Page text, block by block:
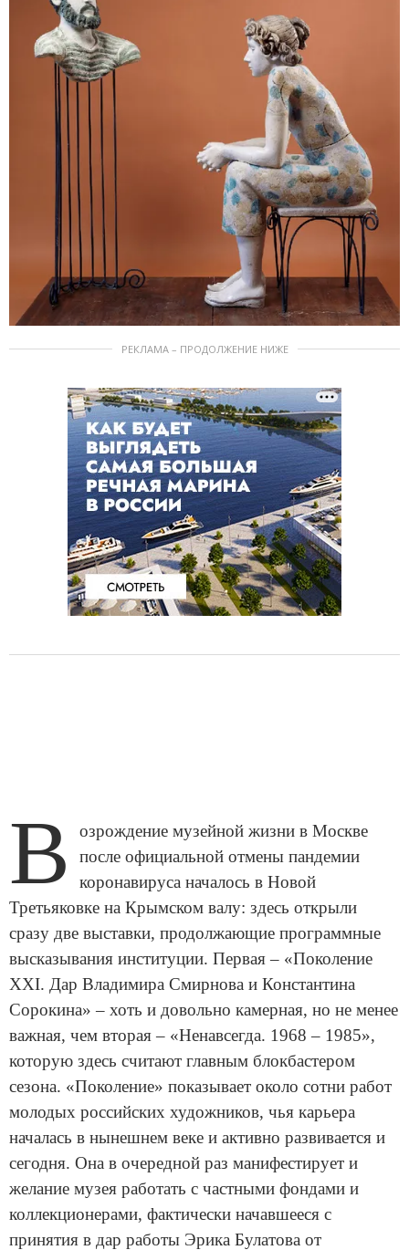
РЕКЛАМА – ПРОДОЛЖЕНИЕ НИЖЕ
В
озрождение музейной жизни в Москве
после официальной отмены пандемии
коронавируса началось в Новой
Третьяковке на Крымском валу: здесь открыли
сразу две выставки, продолжающие программные
высказывания институции. Первая – «Поколение
XXI. Дар Владимира Смирнова и Константина
Сорокина» – хоть и довольно камерная, но не менее
важная, чем вторая – «Ненавсегда. 1968 – 1985»,
которую здесь считают главным блокбастером
сезона. «Поколение» показывает около сотни работ
молодых российских художников, чья карьера
началась в нынешнем веке и активно развивается и
сегодня. Она в очередной раз манифестирует и
желание музея работать с частными фондами и
коллекционерами, фактически начавшееся с
принятия в дар работы Эрика Булатова от